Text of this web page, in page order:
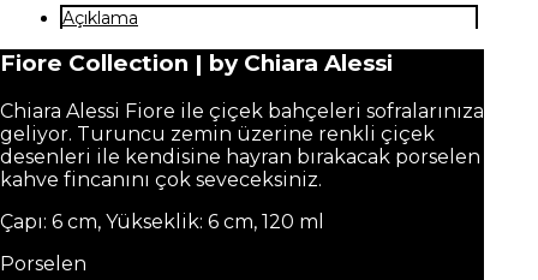
Açıklama
Fiore Collection | by Chiara Alessi
Chiara Alessi Fiore ile çiçek bahçeleri sofralarınıza
geliyor. Turuncu zemin üzerine renkli çiçek
desenleri ile kendisine hayran bırakacak porselen
kahve fincanını çok seveceksiniz.
Çapı: 6 cm, Yükseklik: 6 cm, 120 ml
Porselen